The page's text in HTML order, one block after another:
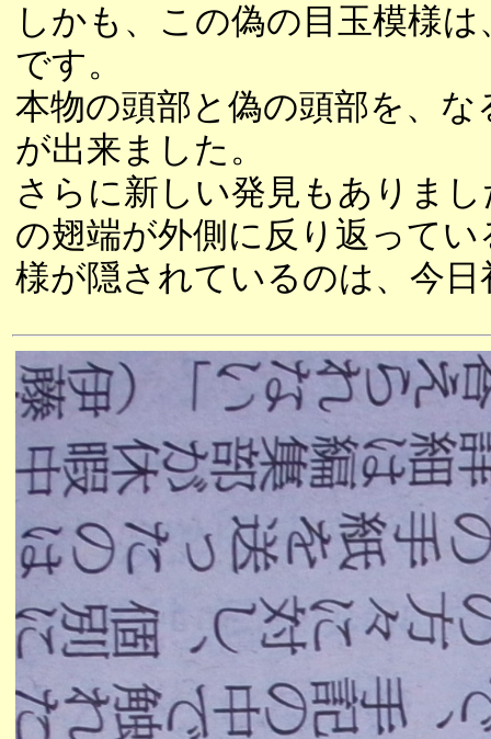
しかも、この偽の目玉模様
です。
本物の頭部と偽の頭部を、
が出来ました。
さらに新しい発見もありま
の翅端が外側に反り返って
様が隠されているのは、今